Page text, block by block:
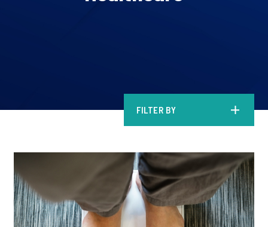
FILTER BY